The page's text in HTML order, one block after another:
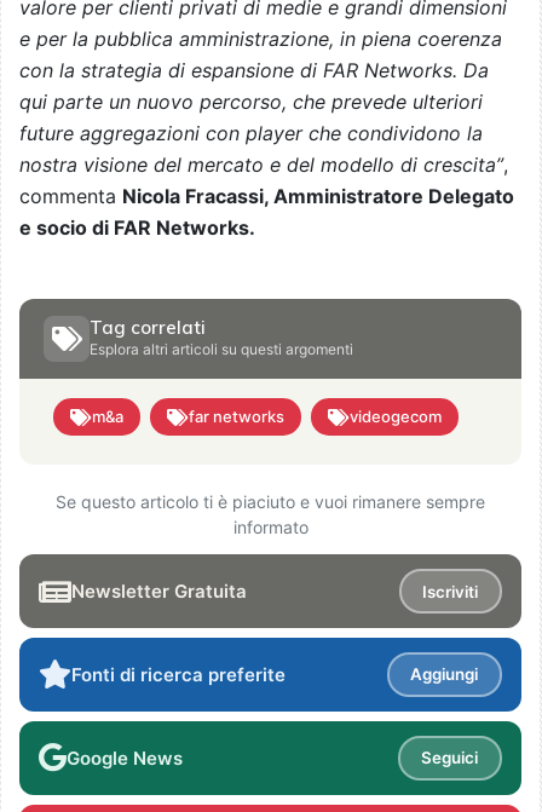
valore per clienti privati di medie e grandi dimensioni
e per la pubblica amministrazione, in piena coerenza
con la strategia di espansione di FAR Networks. Da
qui parte un nuovo percorso, che prevede ulteriori
future aggregazioni con player che condividono la
nostra visione del mercato e del modello di crescita”,
commenta Nicola Fracassi, Amministratore Delegato
e socio di FAR Networks.
Tag correlati
Esplora altri articoli su questi argomenti
m&a far networks videogecom
Se questo articolo ti è piaciuto e vuoi rimanere sempre
informato
Newsletter Gratuita Iscriviti
Fonti di ricerca preferite Aggiungi
Google News Seguici